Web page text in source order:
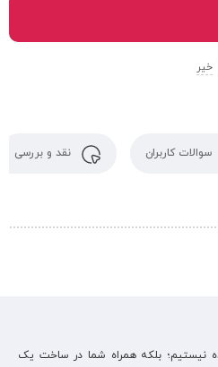
خیر
سوالات کاربران نقد و بررسی
نیستیم؛ بلکه همراه شما در ساخت یک